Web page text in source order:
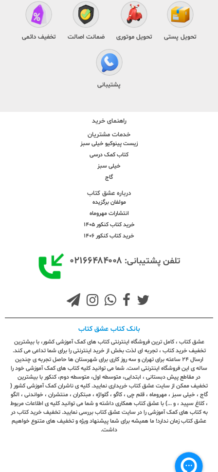
تحویل پستی تحویل موتوری ضمانت اصالت تخفیف دائمی
پشتیبانی
راهنمای خرید
خدمات مشتریان
زیست پینوکیو خیلی سبز
کتاب کمک درسی
خیلی سبز
گاج
درباره عشق کتاب
مولفان برگزیده
انتشارات مهروماه
خرید کتاب کنکور 1405
خرید کتاب کنکور 1406
تلفن پشتیبانی: ۰۲۱۶۶۴۸۴۰۰۸
بانک کتاب عشق کتاب
عشق کتاب ، کامل ترین فروشگاه اینترنتی کتاب های کمک آموزشی کشور، با بیشترین
تخفیف خرید کتاب ، تجربه ای لذت بخش از خرید اینترنتی را برای شما تداعی می کند.
ارسال ٢٤ ساعته برای تهران و سه روز کاری برای شهرستان ها حاصل تجربه ی چندین
ساله ی این فروشگاه اینترنتی است. شما می توانید کلیه کتاب های کمک آموزشی خود را
در مقاطع پیش دبستانی ، ابتدایی، متوسطه اول، متوسطه دوم، کنکور با بیشترین
تخفیف ممکن از سایت عشق کتاب خریداری نمایید. کلیه ی ناشران کمک آموزشی کشور (
گاج ، خیلی سبز ، مهروماه ، قلم چی ، کاگو ، گلواژه ، مبتکران ، منتشران ، خواندنی ، الگو
، کلاغ سپید ، و ...) با عشق کتاب همکاری داشته و شما می توانید کلیه ی اطلاعات مربوط
به کتاب های کمک آموزشی را در سایت عشق کتاب بررسی نمایید. تخفیف خرید کتاب در
عشق کتاب زمان ندارد! ما همیشه برای شما پیشنهاد ویژه و تخفیف های متنوع خواهیم
داشت.